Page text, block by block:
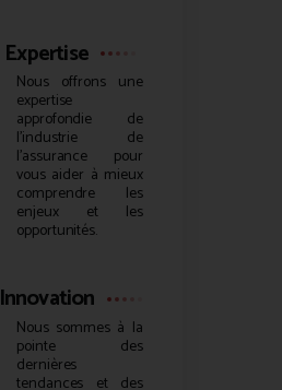
Expertise
Nous offrons une
expertise
approfondie de
l’industrie de
l’assurance pour
vous aider à mieux
comprendre les
enjeux et les
opportunités.
Innovation
Nous sommes à la
pointe des
dernières
tendances et des